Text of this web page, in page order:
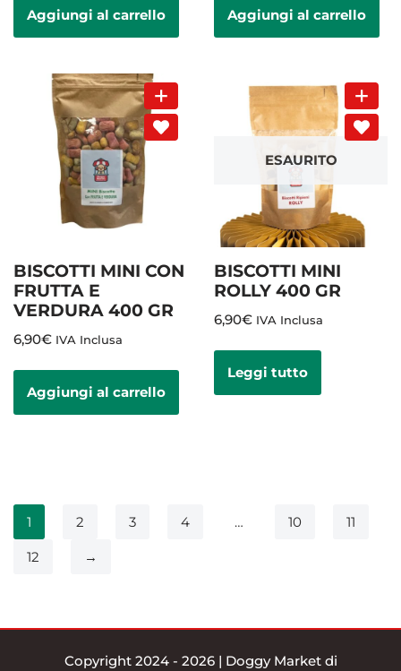
Aggiungi al carrello Aggiungi al carrello
BISCOTTI MINI CON
FRUTTA E
VERDURA 400 GR
6,90€ IVA Inclusa
Aggiungi al carrello
ESAURITO
BISCOTTI MINI
ROLLY 400 GR
6,90€ IVA Inclusa
Leggi tutto
1 2 3 4 … 10 11
12 →
Copyright 2024 - 2026 | Doggy Market di